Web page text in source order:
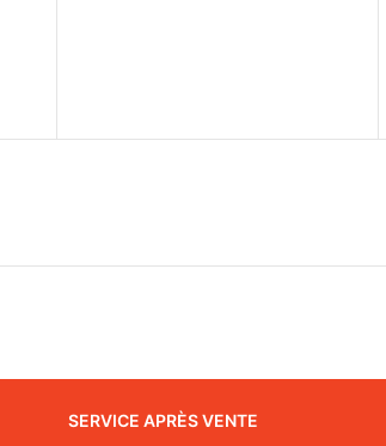
SERVICE APRÈS VENTE